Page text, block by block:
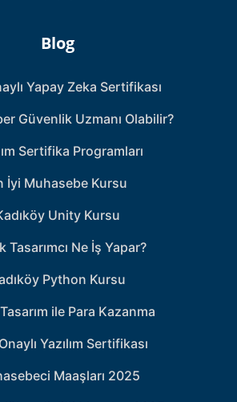
Blog
Yapay Zeka Sertifikası
Güvenlik Uzmanı Olabilir?
Sertifika Programları
İyi Muhasebe Kursu
Unity Kursu
Tasarımcı Ne İş Yapar?
Python Kursu
ile Para Kazanma
Yazılım Sertifikası
Maaşları 2025